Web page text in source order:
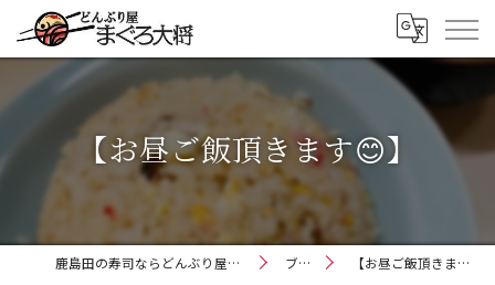
【お昼ご飯頂きます😊】
鹿島田の寿司ならどんぶり屋まぐろ大将 ブログ 【お昼ご飯頂きます😊】